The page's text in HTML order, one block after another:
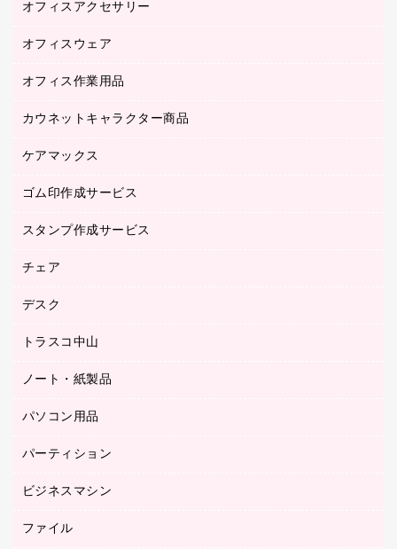
医療・介護用品（食品・飲料・食添製品）
研究・環境管理用品
オフィスアクセサリー
オフィスアクセサリー
オフィスウェア
アウター
ブラウス・シャツ
オフィス作業用品
ペット用品
倉庫収納用品
台車・脚立
梱包用テープ
梱包用品
防災用品
養生用品
カウネットキャラクター商品
カウネットキャラクター商品
ケアマックス
医療・介護用品（食品・飲料・食添製品）
ゴム印作成サービス
ゴム印作成サービス
スタンプ作成サービス
カウネットスタンプ作成サービス
チェア
オフィスチェア
ミーティングチェア
デスク
カウンター
デスク
トラスコ中山
建築・作業用品
研究・環境管理用品
ノート・紙製品
ノート
伝票
典礼用品
パソコン用品
キーボード／テンキー
スマートフォン／モバイル周辺機器
ディスプレイモニター
パーティション
パーティション
ホワイトボード・黒板
ビジネスマシン
インクジェットプリンタ／複合機
ファイル